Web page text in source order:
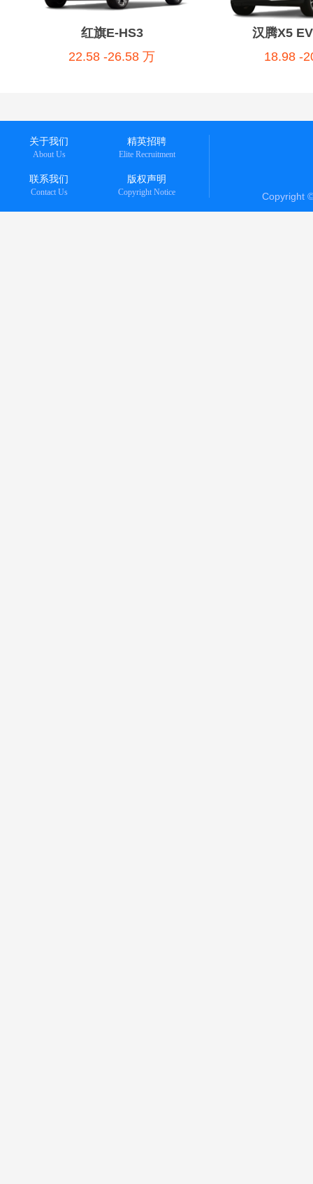
红旗E-HS3
22.58 -26.58 万
汉腾X5
18.98 -
关于我们
About Us
精英招聘
Elite Recruitment
联系我们
Contact Us
版权声明
Copyright Notice Copyright